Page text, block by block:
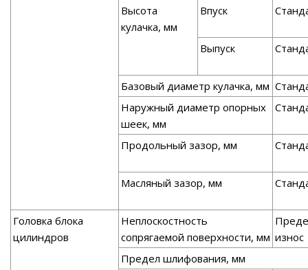
Высота
кулачка, мм
Впуск
Выпуск
Базовый диаметр кулачка, мм
Наружный диаметр опорных
шеек, мм
Продольный зазор, мм
Масляный зазор, мм
Головка блока
цилиндров
Неплоскостность
сопрягаемой поверхности, мм износ
Предел шлифования, мм